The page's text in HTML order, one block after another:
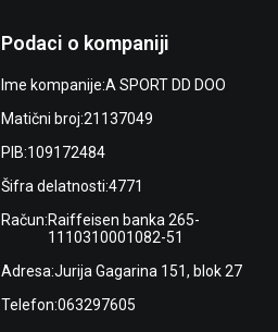
Podaci o kompaniji
Ime kompanije:A SPORT DD DOO
Matični broj:21137049
PIB:109172484
Šifra delatnosti:4771
Račun:Raiffeisen banka 265-
1110310001082-51
Adresa:Jurija Gagarina 151, blok 27
Telefon:063297605